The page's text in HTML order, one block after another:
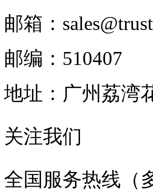
邮箱：
邮编：510407
地址：广州荔湾
关注我们
全国服务热线（